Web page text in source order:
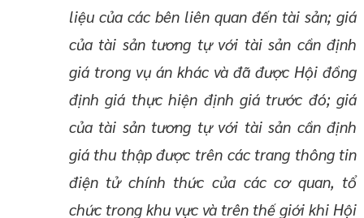
liệu của các bên liên quan đến tài sản; giá
của tài sản tương tự với tài sản cần định
giá trong vụ án khác và đã được Hội đồng
định giá thực hiện định giá trước đó; giá
của tài sản tương tự với tài sản cần định
giá thu thập được trên các trang thông tin
điện tử chính thức của các cơ quan, tổ
chức trong khu vực và trên thế giới khi Hội